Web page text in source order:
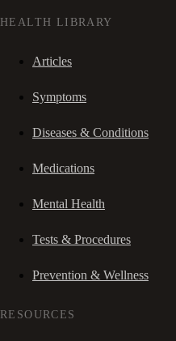
HEALTH LIBRARY
Articles
Symptoms
Diseases & Conditions
Medications
Mental Health
Tests & Procedures
Prevention & Wellness
RESOURCES